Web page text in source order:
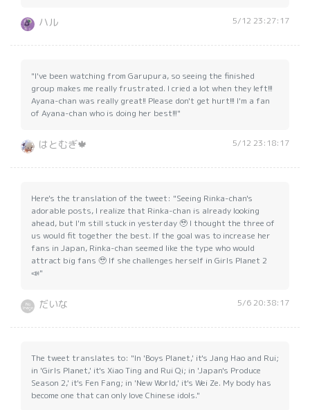
ハル 5/12 23:27:17
"I've been watching from Garupura, so seeing the finished
group makes me really frustrated. I cried a lot when they left!!!
Ayana-chan was really great!! Please don't get hurt!!! I'm a fan
of Ayana-chan who is doing her best!!!"
はとむぎ🍁 5/12 23:18:17
Here's the translation of the tweet: "Seeing Rinka-chan's
adorable posts, I realize that Rinka-chan is already looking
ahead, but I'm still stuck in yesterday 🥹 I thought the three of
us would fit together the best. If the goal was to increase her
fans in Japan, Rinka-chan seemed like the type who would
attract big fans 🥹 If she challenges herself in Girls Planet 2
📣"
だいな 5/6 20:38:17
The tweet translates to: "In 'Boys Planet,' it's Jang Hao and Rui;
in 'Girls Planet,' it's Xiao Ting and Rui Qi; in 'Japan's Produce
Season 2,' it's Fen Fang; in 'New World,' it's Wei Ze. My body has
become one that can only love Chinese idols."